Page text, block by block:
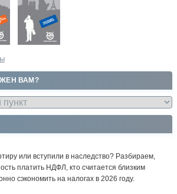
ВАМ?
или вступили в наследство? Разбираем,
платить НДФЛ, кто считается близким
сэкономить на налогах в 2026 году.